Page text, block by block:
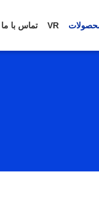
VR تماس با ما